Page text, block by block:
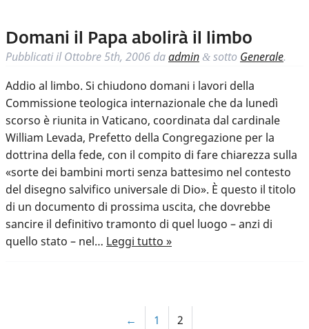
Domani il Papa abolirà il limbo
Pubblicati ilOttobre 5th, 2006 daadmin & sotto Generale.
Addio al limbo. Si chiudono domani i lavori della
Commissione teologica internazionale che da lunedì
scorso è riunita in Vaticano, coordinata dal cardinale
William Levada, Prefetto della Congregazione per la
dottrina della fede, con il compito di fare chiarezza sulla
«sorte dei bambini morti senza battesimo nel contesto
del disegno salvifico universale di Dio». È questo il titolo
di un documento di prossima uscita, che dovrebbe
sancire il definitivo tramonto di quel luogo – anzi di
quello stato – nel… Leggi tutto »
← 1 2